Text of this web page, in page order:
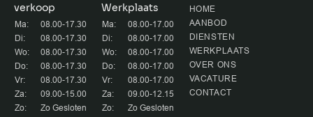
verkoop
Ma:
08.00-17.30
Di:
08.00-17.30
Wo:
08.00-17.30
Do:
08.00-17.30
Vr:
08.00-17.30
Za:
09.00-15.00
Zo:
Zo Gesloten
Werkplaats
Ma:
08.00-17.00
Di:
08.00-17.00
Wo:
08.00-17.00
Do:
08.00-17.00
Vr:
08.00-17.00
Za:
09.00-12.15
Zo:
Zo Gesloten
HOME
AANBOD
DIENSTEN
WERKPLAATS
OVER ONS
VACATURE
CONTACT